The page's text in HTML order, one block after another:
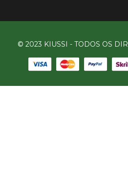
© 2023 KIUSSI - TODOS OS